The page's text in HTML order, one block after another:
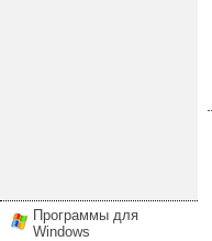
Программы для
Windows